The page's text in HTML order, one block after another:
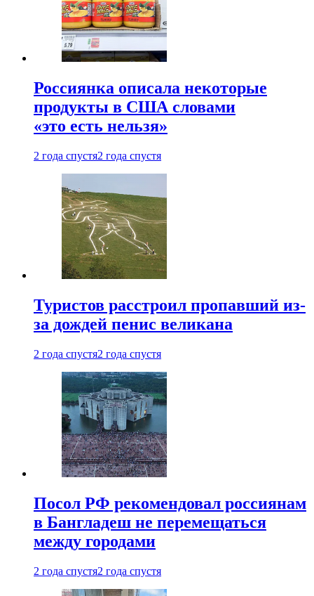
Россиянка описала некоторые
продукты в США словами
«это есть нельзя»
2 года спустя2 года спустя
Туристов расстроил пропавший из-
за дождей пенис великана
2 года спустя2 года спустя
Посол РФ рекомендовал россиянам
в Бангладеш не перемещаться
между городами
2 года спустя2 года спустя